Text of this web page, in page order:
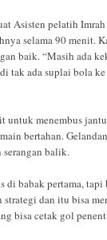
Asisten pelatih
selama 90 menit.
baik. “Masih ada
tak ada suplai bola ke
untuk menembus
bertahan.
serangan balik.
di babak pertama,
dan itu bisa
bisa cetak gol